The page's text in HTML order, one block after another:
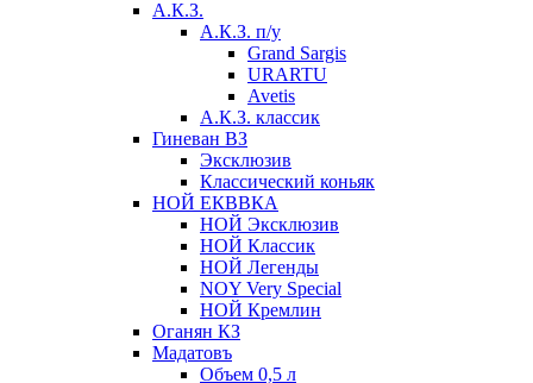
А.К.З.
А.К.З. п/у
Grand Sargis
URARTU
Avetis
А.К.З. классик
Гиневан ВЗ
Эксклюзив
Классический коньяк
НОЙ ЕКВВКА
НОЙ Эксклюзив
НОЙ Классик
НОЙ Легенды
NOY Very Speсial
НОЙ Кремлин
Оганян КЗ
Мадатовъ
Объем 0,5 л